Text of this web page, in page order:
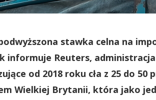
stawka celna na
informuje Reuters,
od 2018 roku cła z 25 do 50
Wielkiej Brytanii, która jako